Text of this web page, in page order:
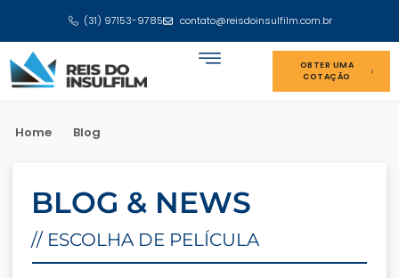
(31) 97153-9785 contato@reisdoinsulfilm.com.br
OBTER UMA
COTAÇÃO
Home Blog
BLOG & NEWS
// ESCOLHA DE PELÍCULA